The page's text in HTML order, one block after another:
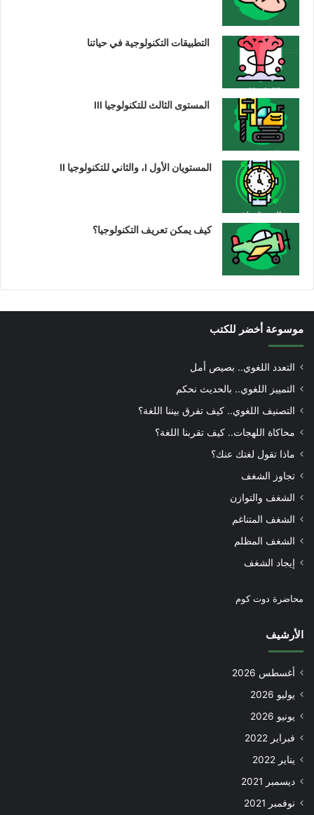
التطبيقات التكنولوجية في حياتنا
المستوى الثالث للتكنولوجيا III
المستويان الأول I، والثاني للتكنولوجيا II
كيف يمكن تعريف التكنولوجيا؟
موسوعة أخضر للكتب
التعدد اللغوي.. بصيص أمل
التمييز اللغوي.. بالحديث نحكم
التصنيف اللغوي.. كيف تفرق بيننا اللغة؟
محاكاة اللهجات.. كيف تقربنا اللغة؟
ماذا تقول لغتك عنك؟
تجاوز الشغف
الشغف والتوازن
الشغف المتناغم
الشغف المظلم
إيجاد الشغف
محاضرة دوت كوم
الأرشيف
أغسطس 2026
يوليو 2026
يونيو 2026
فبراير 2022
يناير 2022
ديسمبر 2021
نوفمبر 2021